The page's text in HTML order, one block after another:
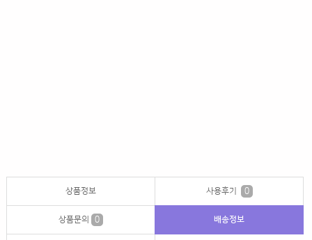
상품정보 사용후기 0
상품문의 0 배송정보